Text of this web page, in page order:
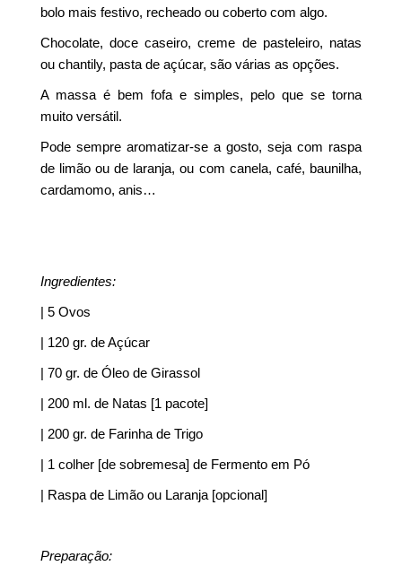
bolo mais festivo, recheado ou coberto com algo.
Chocolate, doce caseiro, creme de pasteleiro, natas
ou chantily, pasta de açúcar, são várias as opções.
A massa é bem fofa e simples, pelo que se torna
muito versátil.
Pode sempre aromatizar-se a gosto, seja com raspa
de limão ou de laranja, ou com canela, café, baunilha,
cardamomo, anis…
Ingredientes:
| 5 Ovos
| 120 gr. de Açúcar
| 70 gr. de Óleo de Girassol
| 200 ml. de Natas [1 pacote]
| 200 gr. de Farinha de Trigo
| 1 colher [de sobremesa] de Fermento em Pó
| Raspa de Limão ou Laranja [opcional]
Preparação: